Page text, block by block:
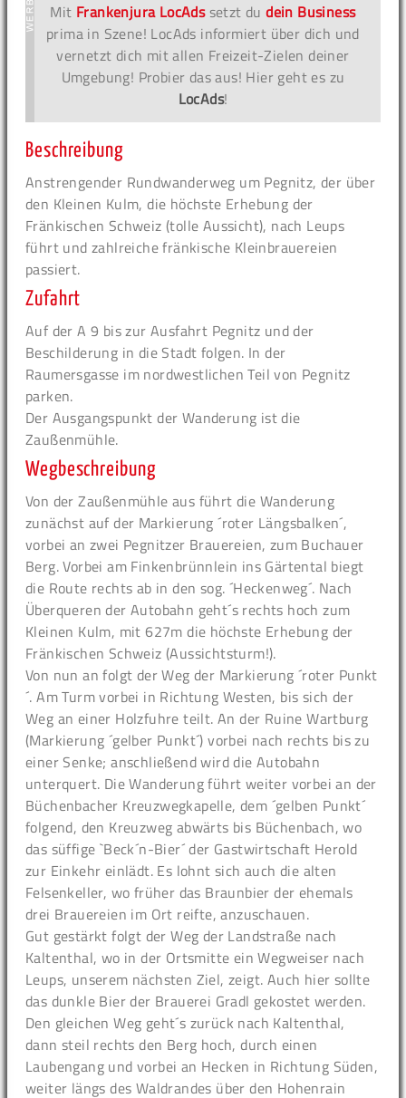
Mit Frankenjura LocAdssetzt dudein Business
prima in Szene! LocAds informiert über dich und
vernetzt dich mit allen Freizeit-Zielen deiner
Umgebung! Probier das aus! Hier geht es zu
LocAds!
Beschreibung
Anstrengender Rundwanderweg um Pegnitz, der über
den Kleinen Kulm, die höchste Erhebung der
Fränkischen Schweiz (tolle Aussicht), nach Leups
führt und zahlreiche fränkische Kleinbrauereien
passiert.
Zufahrt
Auf der A 9 bis zur Ausfahrt Pegnitz und der
Beschilderung in die Stadt folgen. In der
Raumersgasse im nordwestlichen Teil von Pegnitz
parken.
Der Ausgangspunkt der Wanderung ist die
Zaußenmühle.
Wegbeschreibung
Von der Zaußenmühle aus führt die Wanderung
zunächst auf der Markierung ´roter Längsbalken´,
vorbei an zwei Pegnitzer Brauereien, zum Buchauer
Berg. Vorbei am Finkenbrünnlein ins Gärtental biegt
die Route rechts ab in den sog. ´Heckenweg´. Nach
Überqueren der Autobahn geht´s rechts hoch zum
Kleinen Kulm, mit 627m die höchste Erhebung der
Fränkischen Schweiz (Aussichtsturm!).
Von nun an folgt der Weg der Markierung ´roter Punkt
´. Am Turm vorbei in Richtung Westen, bis sich der
Weg an einer Holzfuhre teilt. An der Ruine Wartburg
(Markierung ´gelber Punkt´) vorbei nach rechts bis zu
einer Senke; anschließend wird die Autobahn
unterquert. Die Wanderung führt weiter vorbei an der
Büchenbacher Kreuzwegkapelle, dem ´gelben Punkt´
folgend, den Kreuzweg abwärts bis Büchenbach, wo
das süffige `Beck´n-Bier´ der Gastwirtschaft Herold
zur Einkehr einlädt. Es lohnt sich auch die alten
Felsenkeller, wo früher das Braunbier der ehemals
drei Brauereien im Ort reifte, anzuschauen.
Gut gestärkt folgt der Weg der Landstraße nach
Kaltenthal, wo in der Ortsmitte ein Wegweiser nach
Leups, unserem nächsten Ziel, zeigt. Auch hier sollte
das dunkle Bier der Brauerei Gradl gekostet werden.
Den gleichen Weg geht´s zurück nach Kaltenthal,
dann steil rechts den Berg hoch, durch einen
Laubengang und vorbei an Hecken in Richtung Süden,
weiter längs des Waldrandes über den Hohenrain